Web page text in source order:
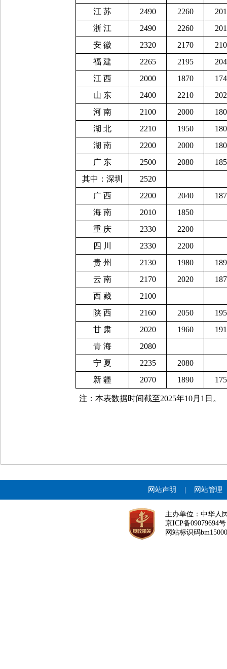
江 苏 2490 2260
浙 江 2490 2260
安 徽 2320 2170
福 建 2265 2195
江 西 2000 1870
山 东 2400 2210
河 南 2100 2000
湖 北 2210 1950
湖 南 2200 2000
广 东 2500 2080
其中：深圳
2520
广 西 2200 2040
海 南 2010
1850
重 庆 2330
2200
四 川 2330
2200
贵 州 2130 1980
云 南 2170 2020
西 藏
2100
陕 西 2160 2050
甘 肃 2020 1960
青 海
2080
宁 夏 2235
2080
新 疆 2070 1890
注：本表数据时间截至2025年10月 1 日。